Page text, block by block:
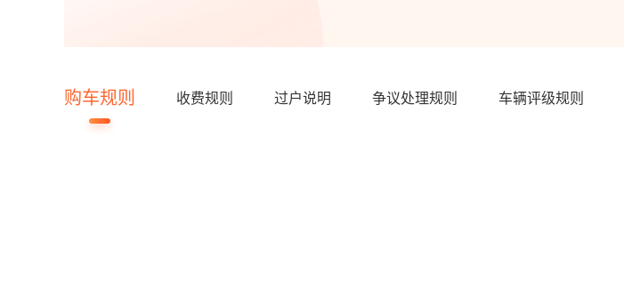
购车规则 收费规则 过户说明 争议处理规则 车辆评级规则